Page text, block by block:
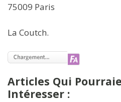
75009 Paris
La Coutch.
Articles Qui
Intéresser :